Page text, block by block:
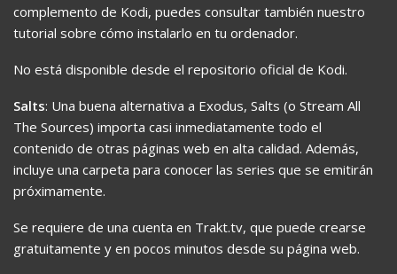
complemento de Kodi, puedes consultar también nuestro
tutorial sobre cómo instalarlo en tu ordenador.
No está disponible desde el repositorio oficial de Kodi.
Salts: Una buena alternativa a Exodus, Salts (o Stream All
The Sources) importa casi inmediatamente todo el
contenido de otras páginas web en alta calidad. Además,
incluye una carpeta para conocer las series que se emitirán
próximamente.
Se requiere de una cuenta en Trakt.tv, que puede crearse
gratuitamente y en pocos minutos desde su página web.